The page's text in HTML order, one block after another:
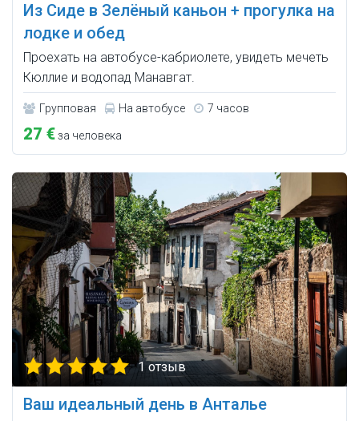
Из Сиде в Зелёный каньон + прогулка на
лодке и обед
Проехать на автобусе-кабриолете, увидеть мечеть
Кюллие и водопад Манавгат.
Групповая На автобусе 7 часов
27 €за человека
1 отзыв
Ваш идеальный день в Анталье